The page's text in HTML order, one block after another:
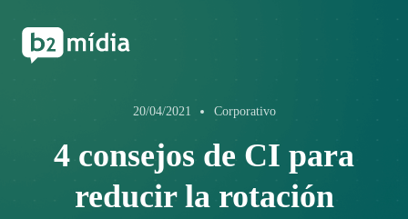
20/04/2021 Corporativo
4 consejos de CI para
reducir la rotación